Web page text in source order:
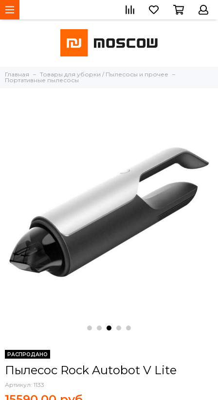
Главная
Товары для уборки / Пылесосы и прочее
Портативные пылесосы
РАСПРОДАНО
Пылесос Rock Autobot V Lite
Артикул: 1133